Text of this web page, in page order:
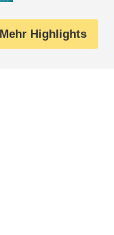
Mehr Highlights